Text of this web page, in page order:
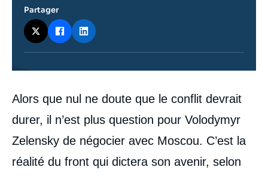
Contenu
intervention
médiatique
Alors que nul ne doute que le conflit devrait
durer, il n’est plus question pour Volodymyr
Zelensky de négocier avec Moscou. C’est la
réalité du front qui dictera son avenir, selon
Partager